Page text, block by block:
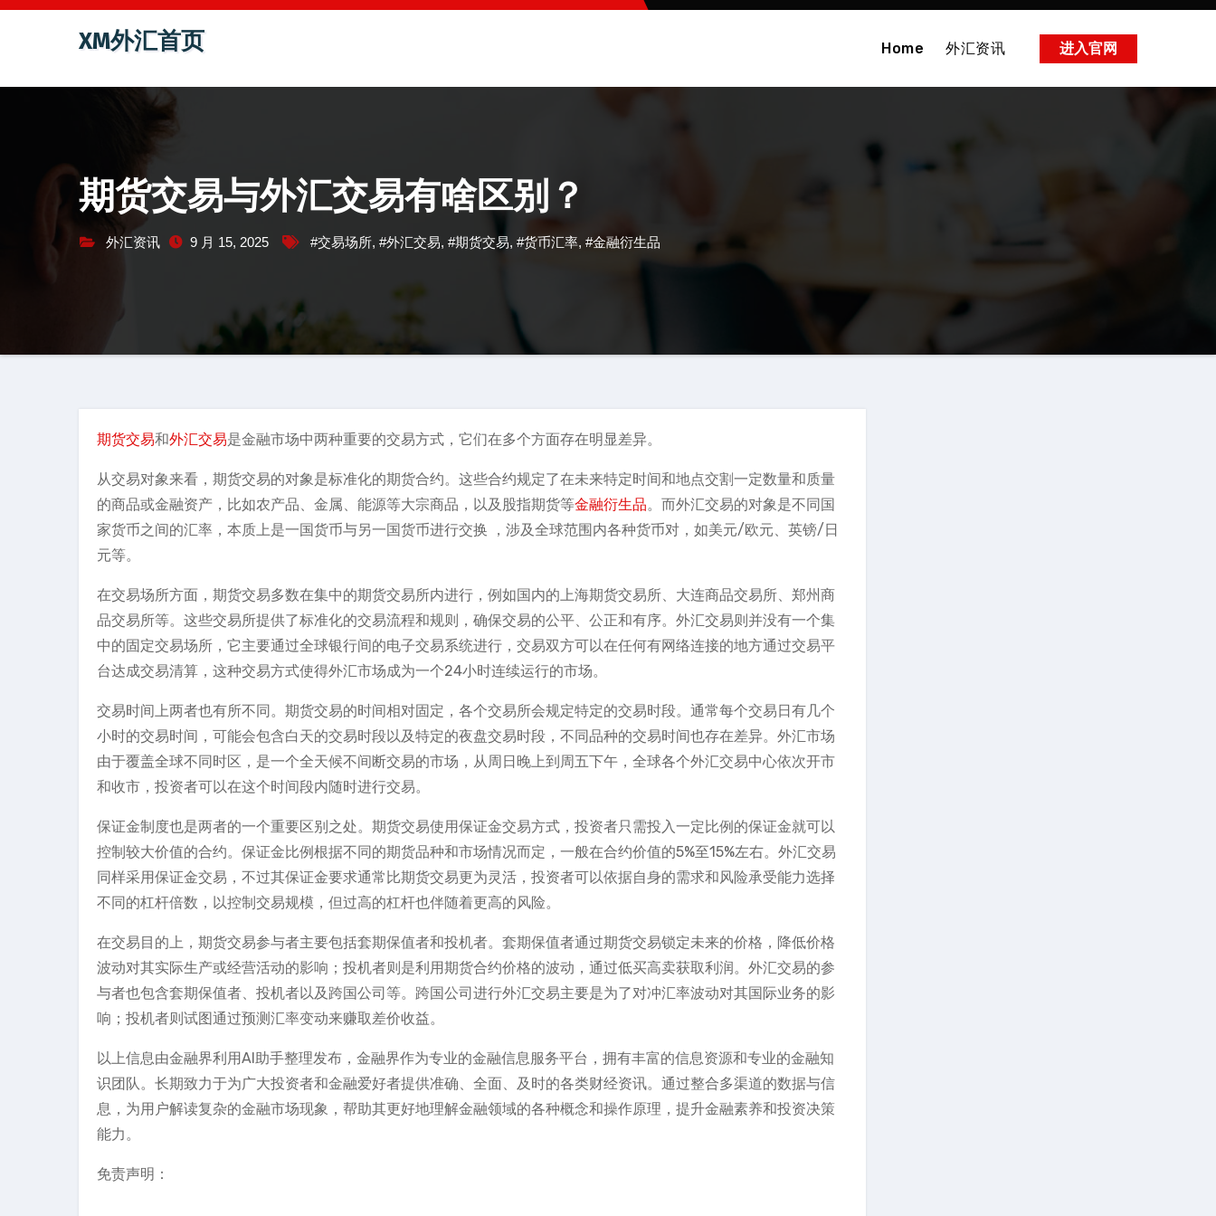
跳
容
XM外汇首页 Home 外汇资讯 进入官网
期货交易与外汇交易有啥区别？
外汇资讯 9 月 15, 2025 #交易场所, #外汇交易, #期货交易, #货币汇率, #金融衍生品
期货交易和外汇交易是金融市场中两种重要的交易方式，它们在多个方面存在明显差异。
从交易对象来看，期货交易的对象是标准化的期货合约。这些合约规定了在未来特定时间和地点交割一定数量和质量
的商品或金融资产，比如农产品、金属、能源等大宗商品，以及股指期货等金融衍生品。而外汇交易的对象是不同国
家货币之间的汇率，本质上是一国货币与另一国货币进行交换 ，涉及全球范围内各种货币对，如美元/欧元、英镑/日
元等。
在交易场所方面，期货交易多数在集中的期货交易所内进行，例如国内的上海期货交易所、大连商品交易所、郑州商
品交易所等。这些交易所提供了标准化的交易流程和规则，确保交易的公平、公正和有序。外汇交易则并没有一个集
中的固定交易场所，它主要通过全球银行间的电子交易系统进行，交易双方可以在任何有网络连接的地方通过交易平
台达成交易清算，这种交易方式使得外汇市场成为一个24小时连续运行的市场。
交易时间上两者也有所不同。期货交易的时间相对固定，各个交易所会规定特定的交易时段。通常每个交易日有几个
小时的交易时间，可能会包含白天的交易时段以及特定的夜盘交易时段，不同品种的交易时间也存在差异。外汇市场
由于覆盖全球不同时区，是一个全天候不间断交易的市场，从周日晚上到周五下午，全球各个外汇交易中心依次开市
和收市，投资者可以在这个时间段内随时进行交易。
保证金制度也是两者的一个重要区别之处。期货交易使用保证金交易方式，投资者只需投入一定比例的保证金就可以
控制较大价值的合约。保证金比例根据不同的期货品种和市场情况而定，一般在合约价值的5%至15%左右。外汇交易
同样采用保证金交易，不过其保证金要求通常比期货交易更为灵活，投资者可以依据自身的需求和风险承受能力选择
不同的杠杆倍数，以控制交易规模，但过高的杠杆也伴随着更高的风险。
在交易目的上，期货交易参与者主要包括套期保值者和投机者。套期保值者通过期货交易锁定未来的价格，降低价格
波动对其实际生产或经营活动的影响；投机者则是利用期货合约价格的波动，通过低买高卖获取利润。外汇交易的参
与者也包含套期保值者、投机者以及跨国公司等。跨国公司进行外汇交易主要是为了对冲汇率波动对其国际业务的影
响；投机者则试图通过预测汇率变动来赚取差价收益。
以上信息由金融界利用AI助手整理发布，金融界作为专业的金融信息服务平台，拥有丰富的信息资源和专业的金融知
识团队。长期致力于为广大投资者和金融爱好者提供准确、全面、及时的各类财经资讯。通过整合多渠道的数据与信
息，为用户解读复杂的金融市场现象，帮助其更好地理解金融领域的各种概念和操作原理，提升金融素养和投资决策
能力。
免责声明：